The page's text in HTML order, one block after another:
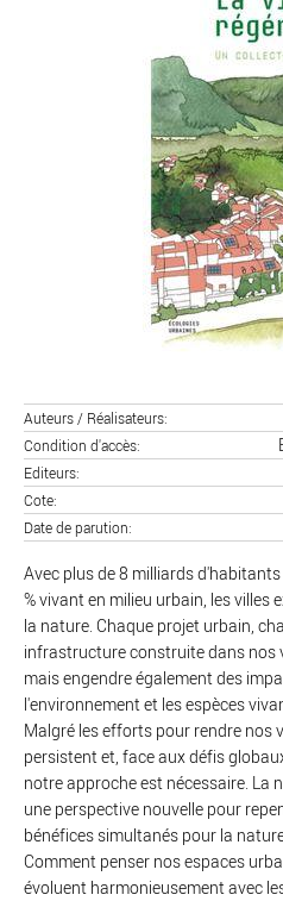
Auteurs / Réalisateurs
Condition d'accès
Editeurs
Cote
Date de parution
Avec plus de 8 milliards
% vivant en milieu urbain, les villes
la nature. Chaque projet urbain,
infrastructure construite dans nos
mais engendre également des
l'environnement et les espèces
Malgré les efforts pour rendre nos
persistent et, face aux défis
notre approche est nécessaire. La
une perspective nouvelle pour
bénéfices simultanés pour la
Comment penser nos espaces
évoluent harmonieusement avec